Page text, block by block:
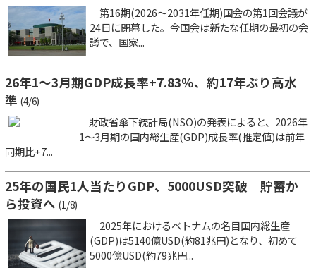
第16期(2026～2031年任期)国会の第1回会議が
24日に閉幕した。今国会は新たな任期の最初の会
議で、国家...
26年1～3月期GDP成長率+7.83％、約17年ぶり高水
準 (4/6)
財政省傘下統計局(NSO)の発表によると、2026年
1～3月期の国内総生産(GDP)成長率(推定値)は前年
同期比+7...
25年の国民1人当たりGDP、5000USD突破 貯蓄か
ら投資へ (1/8)
2025年におけるベトナムの名目国内総生産
(GDP)は5140億USD(約81兆円)となり、初めて
5000億USD(約79兆円...